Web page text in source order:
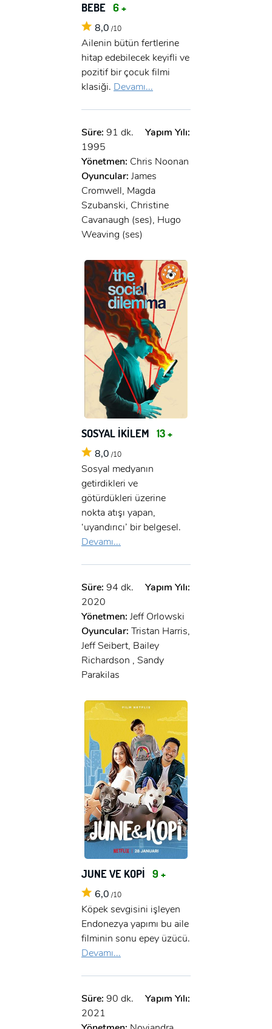
GIRIŞ YAP
E-Posta:
Şifre:
Beni Hatırla Şifremi Unuttum ?
GIRIŞ
ÜYE OL
E-Posta:
Şifre:
ÜYE OL
GIRIŞ
BEBE 6 +
8,0 /10
Ailenin bütün fertlerine
hitap edebilecek keyifli ve
pozitif bir çocuk filmi
klasiği. Devamı...
Süre: 91 dk.
Yapım Yılı:
1995
Yönetmen: Chris Noonan
Oyuncular: James
Cromwell, Magda
Szubanski, Christine
Cavanaugh (ses), Hugo
Weaving (ses)
SOSYAL İKİLEM 13 +
8,0 /10
Sosyal medyanın
getirdikleri ve
götürdükleri üzerine
nokta atışı yapan,
‘uyandırıcı’ bir belgesel.
Devamı...
Süre: 94 dk.
Yapım Yılı:
2020
Yönetmen: Jeff Orlowski
Oyuncular: Tristan Harris,
Jeff Seibert, Bailey
Richardson , Sandy
Parakilas
JUNE VE KOPİ 9 +
6,0 /10
Köpek sevgisini işleyen
Endonezya yapımı bu aile
filminin sonu epey üzücü.
Devamı...
Süre: 90 dk.
Yapım Yılı:
2021